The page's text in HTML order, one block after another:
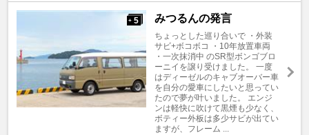
+ 5 みつるんの発言
ちょっとした巡り合いで ・外装
サビ+ボコボコ ・10年放置車両
・一次抹消中 のSR型ボンゴブロ
ーニイを譲り受けました。 一度
はディーゼルのキャブオーバー車
を自分の愛車にしたいと思ってい
たので夢が叶いました。 エンジ
ンは軽快に吹けて黒煙も少なく、
ボティー外板は多少サビが出てい
ますが、フレーム ...